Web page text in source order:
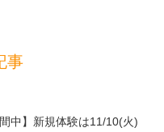
事
間中】新規体験は11/10(火)